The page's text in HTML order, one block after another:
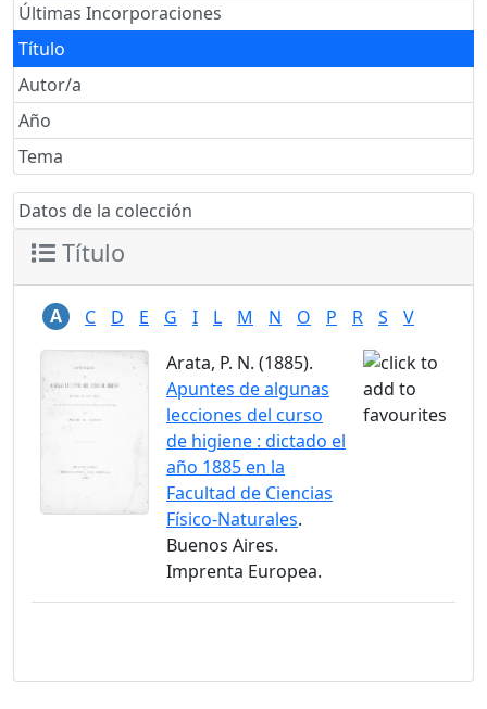
Últimas Incorporaciones
Título
Autor/a
Año
Tema
Datos de la colección
Título
A C D E G I L M N O P R S
V
Arata, P. N. (1885).
Apuntes de algunas
lecciones del curso
de higiene : dictado el
año 1885 en la
Facultad de Ciencias
Físico-Naturales.
Buenos Aires.
Imprenta Europea.